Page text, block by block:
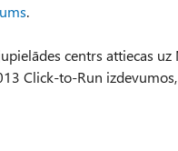
.
centrs attiecas
Click-to-Run